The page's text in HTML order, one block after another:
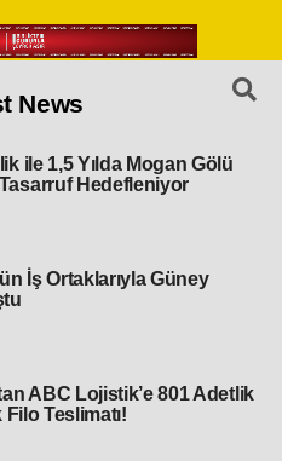
News
ile 1,5 Yılda Mogan Gölü
Hedefleniyor
İş Ortaklarıyla Güney
ABC Lojistik’e 801 Adetlik
Filo Teslimatı!